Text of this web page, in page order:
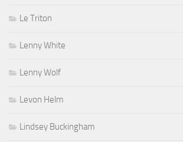
Le Triton
Lenny White
Lenny Wolf
Levon Helm
Lindsey Buckingham